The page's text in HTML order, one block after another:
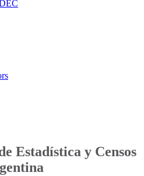
Estadística y Censos